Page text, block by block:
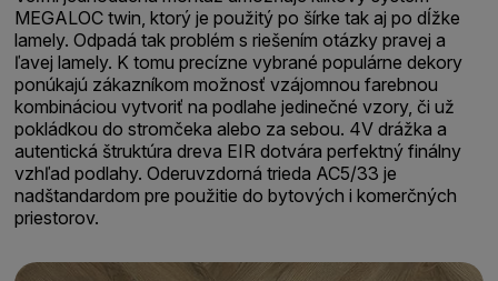
MEGALOC twin, ktorý je použitý po šírke tak aj po dĺžke
lamely. Odpadá tak problém s riešením otázky pravej a
ľavej lamely. K tomu precízne vybrané populárne dekory
ponúkajú zákazníkom možnosť vzájomnou farebnou
kombináciou vytvoriť na podlahe jedinečné vzory, či už
pokládkou do stromčeka alebo za sebou. 4V drážka a
autentická štruktúra dreva EIR dotvára perfektný finálny
vzhľad podlahy. Oderuvzdorná trieda AC5/33 je
nadštandardom pre použitie do bytových i komerčných
priestorov.